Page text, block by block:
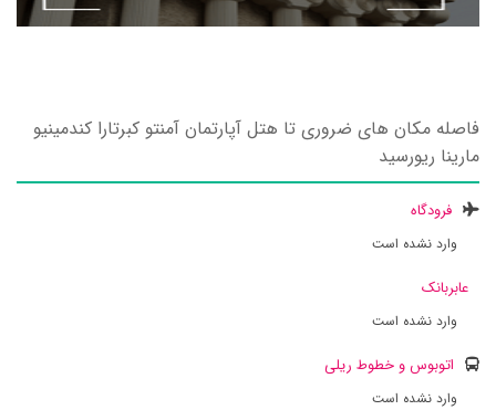
فاصله مکان های ضروری تا هتل آپارتمان آمنتو کبرتارا کندمینیو
مارینا ریورسید
فرودگاه
وارد نشده است
عابربانک
وارد نشده است
اتوبوس و خطوط ریلی
وارد نشده است